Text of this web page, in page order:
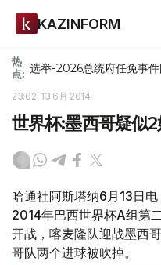
KAZINFORM
热
点: 选举-2026总统府任免事件
23:02, 13 6月 2014
世界杯:墨西哥疑似
哈通社阿斯塔纳6月13日
2014年巴西世界杯A组第
开战，喀麦隆队迎战墨西
哥队两个进球被吹掉。